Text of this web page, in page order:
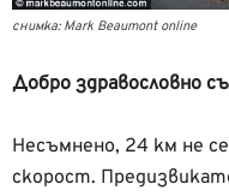
снимка: Mark Beaumont online
Добро здравословно
Несъмнено, 24 км не
скорост.